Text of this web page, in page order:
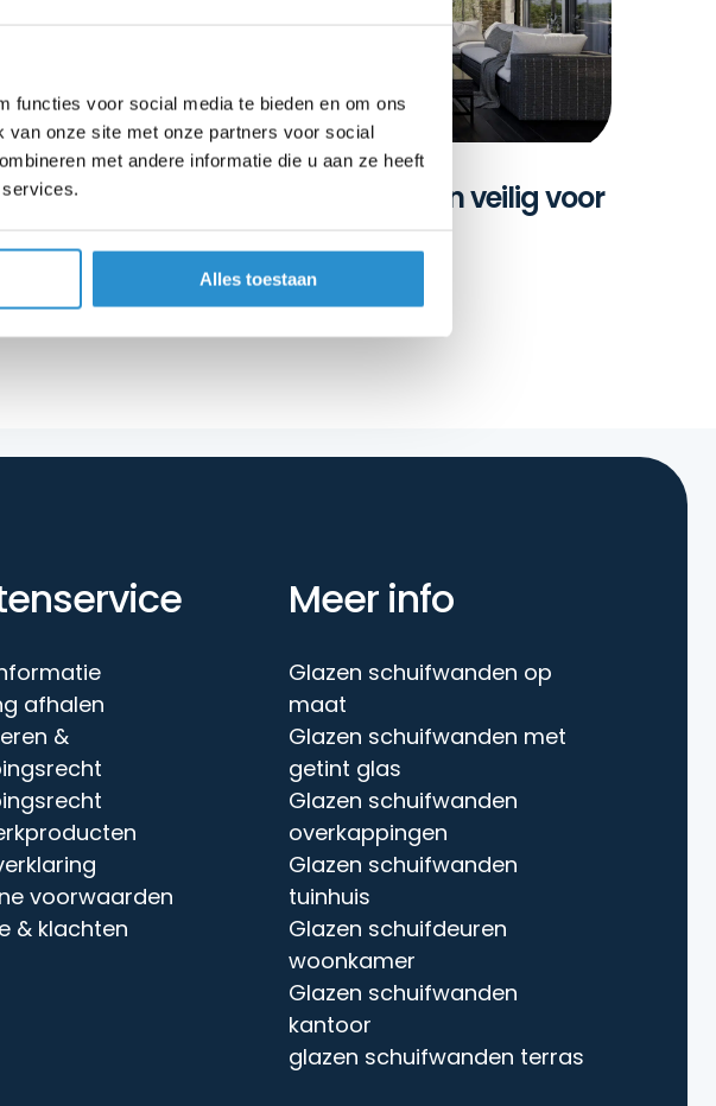
functies voor social media te bieden en om ons
onze site met onze partners voor social
met andere informatie die u aan ze heeft
Alles toestaan
Blog
Zijn glazen schuifwanden veilig voor
kinderen en huisdieren?
22 juli 2026
afhalen
&
voorwaarden
& klachten
Meer info
Glazen schuifwanden op
maat
Glazen schuifwanden met
getint glas
Glazen schuifwanden
overkappingen
Glazen schuifwanden
tuinhuis
Glazen schuifdeuren
woonkamer
Glazen schuifwanden
kantoor
glazen schuifwanden terras